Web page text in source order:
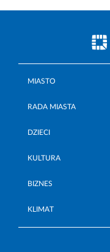
MIASTO
RADA MIASTA
DZIECI
KULTURA
BIZNES
KLIMAT